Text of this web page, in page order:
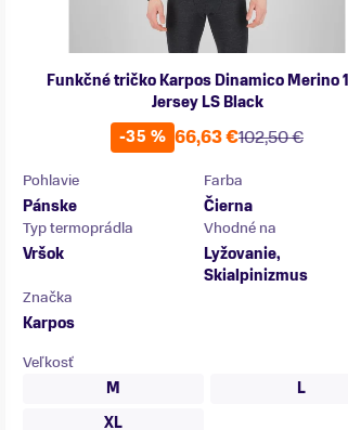
Funkčné tričko Karpos Dinamico Merino
Jersey LS Black
-35 %
102,50 €
66,63 €
Pohlavie
Pánske
Farba
Čierna
Typ termoprádla
Vršok
Vhodné na
Lyžovanie,
Skialpinizmus
Značka
Karpos
Veľkosť
M
L
XL